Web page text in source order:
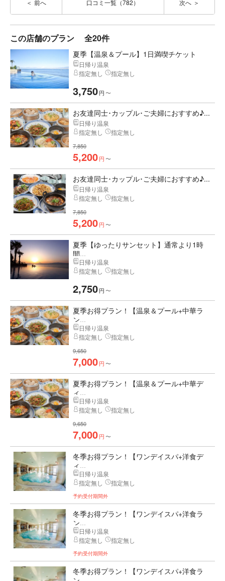
前へ 口コミ一覧（782） 次へ
この店舗のプラン 全20件
夏季【温泉＆プール】1日満喫チケット
日帰り温泉
指定無し
指定無し
3,750円 〜
お友達同士･カップル･ご夫婦におすすめ♪...
日帰り温泉
指定無し
指定無し
7,850
5,200円 〜
お友達同士･カップル･ご夫婦におすすめ♪...
日帰り温泉
指定無し
指定無し
7,850
5,200円 〜
夏季【ゆったりサンセット】通常より1時
間...
日帰り温泉
指定無し
指定無し
2,750円 〜
夏季お得プラン！【温泉＆プール+中華ラ
ン...
日帰り温泉
指定無し
指定無し
9,650
7,000円 〜
夏季お得プラン！【温泉＆プール+中華デ
ィ...
日帰り温泉
指定無し
指定無し
9,650
7,000円 〜
冬季お得プラン！【ワンデイスパ+洋食デ
ィ...
日帰り温泉
指定無し
指定無し
予約受付期間外
冬季お得プラン！【ワンデイスパ+洋食ラ
ン...
日帰り温泉
指定無し
指定無し
予約受付期間外
冬季お得プラン！【ワンデイスパ+洋食ラ